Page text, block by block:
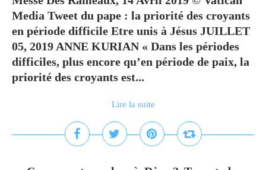
Media Tweet du pape : la priorité des croyants
en période difficile Etre unis à Jésus JUILLET
05, 2019 ANNE KURIAN « Dans les périodes
difficiles, plus encore qu’en période de paix, la
priorité des croyants est...
Lire la suite